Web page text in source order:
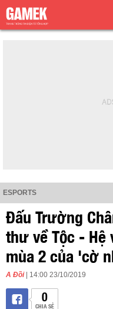
ESPORTS
Đấu Trường
thư về Tộc -
mùa 2 của 'cờ
A Đồi | 14:00 23/10/2019
0
CHIA SẺ